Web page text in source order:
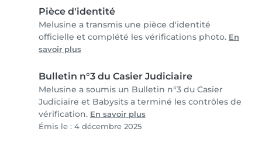
Pièce d'identité
Melusine a transmis une pièce d'identité
officielle et complété les vérifications photo. En
savoir plus
Bulletin n°3 du Casier Judiciaire
Melusine a soumis un Bulletin n°3 du Casier
Judiciaire et Babysits a terminé les contrôles de
vérification. En savoir plus
Émis le : 4 décembre 2025